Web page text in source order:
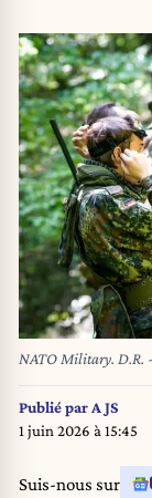
NATO Military. D.R.
Publié par A JS
1 juin 2026 à 15:45
Suis-nous sur